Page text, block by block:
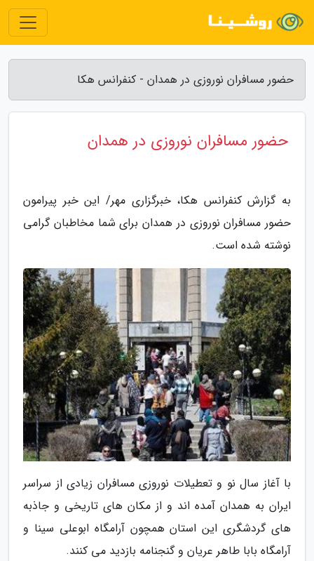
حضور مسافران نوروزی در همدان - کنفرانس هکا
حضور مسافران نوروزی در همدان
به گزارش کنفرانس هکا، خبرگزاری مهر/ این خبر پیرامون
حضور مسافران نوروزی در همدان برای شما مخاطبان گرامی
نوشته شده است.
با آغاز سال نو و تعطیلات نوروزی مسافران زیادی از سراسر
ایران به همدان آمده اند و از مکان های تاریخی و جاذبه
های گردشگری این استان همچون آرامگاه ابوعلی سینا و
آرامگاه بابا طاهر عریان و گنجنامه بازدید می کنند.